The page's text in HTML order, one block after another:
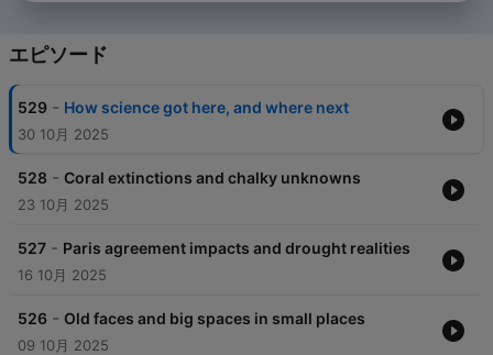
エピソード
529 - How science got here, and where next
30 10月 2025
528 - Coral extinctions and chalky unknowns
23 10月 2025
527 - Paris agreement impacts and drought realities
16 10月 2025
526 - Old faces and big spaces in small places
09 10月 2025